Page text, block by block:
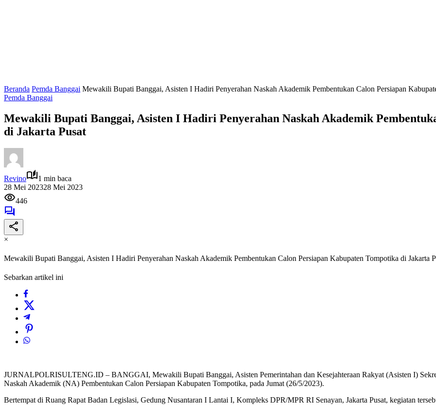
Beranda Pemda Banggai Mewakili Bupati Banggai, Asisten I Hadiri Penyerahan Naskah Akademik Pembentukan Calon Persiapan
Pemda Banggai
Mewakili Bupati Banggai, Asisten I Hadiri Penyerahan Naskah Akademik
di Jakarta Pusat
Revino
1 min baca
28 Mei 202328 Mei 2023
446
×
Mewakili Bupati Banggai, Asisten I Hadiri Penyerahan Naskah Akademik Pembentukan Calon Persiapan Kabupaten Tompotika di Jakarta
Sebarkan artikel ini
JURNALPOLRISULTENG.ID – BANGGAI, Mewakili Bupati Banggai, Asisten Pemerintahan dan Kesejahteraan Rakyat (Asisten I)
Naskah Akademik (NA) Pembentukan Calon Persiapan Kabupaten Tompotika, pada Jumat (26/5/2023).
Bertempat di Ruang Rapat Badan Legislasi, Gedung Nusantaran I Lantai I, Kompleks DPR/MPR RI Senayan, Jakarta Pusat, kegiatan